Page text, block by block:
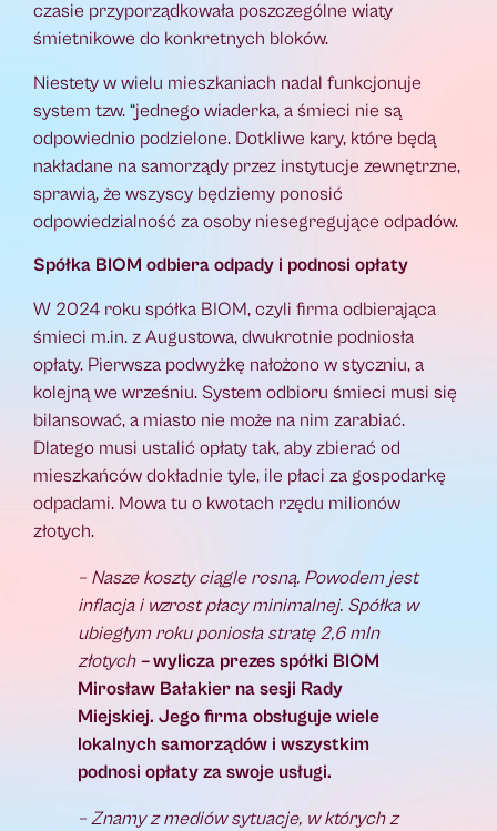
czasie przyporządkowała poszczególne wiaty
śmietnikowe do konkretnych bloków.
Niestety w wielu mieszkaniach nadal funkcjonuje
system tzw. “jednego wiaderka, a śmieci nie są
odpowiednio podzielone. Dotkliwe kary, które będą
nakładane na samorządy przez instytucje zewnętrzne,
sprawią, że wszyscy będziemy ponosić
odpowiedzialność za osoby niesegregujące odpadów.
Spółka BIOM odbiera odpady i podnosi opłaty
W 2024 roku spółka BIOM, czyli firma odbierająca
śmieci m.in. z Augustowa, dwukrotnie podniosła
opłaty. Pierwsza podwyżkę nałożono w styczniu, a
kolejną we wrześniu. System odbioru śmieci musi się
bilansować, a miasto nie może na nim zarabiać.
Dlatego musi ustalić opłaty tak, aby zbierać od
mieszkańców dokładnie tyle, ile płaci za gospodarkę
odpadami. Mowa tu o kwotach rzędu milionów
złotych.
– Nasze koszty ciągle rosną. Powodem jest
inflacja i wzrost płacy minimalnej. Spółka w
ubiegłym roku poniosła stratę 2,6 mln
złotych –wylicza prezes spółki BIOM
Mirosław Bałakier na sesji Rady
Miejskiej. Jego firma obsługuje wiele
lokalnych samorządów i wszystkim
podnosi opłaty za swoje usługi.
– Znamy z mediów sytuacje, w których z